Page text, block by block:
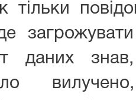
тільки
даних